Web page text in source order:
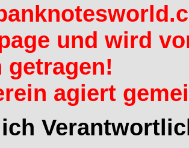
und wird
getragen!
agiert